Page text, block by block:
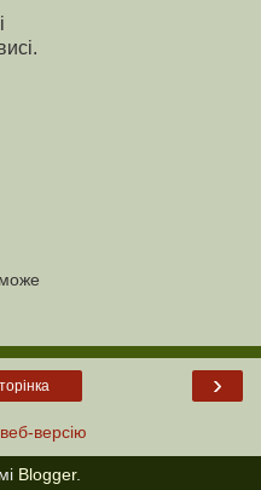
›
версію
Blogger.